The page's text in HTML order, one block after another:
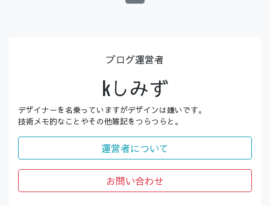
ブログ運営者
kしみず
デザイナーを名乗っていますがデザインは嫌いです。
技術メモ的なことやその他雑記をつらつらと。
運営者について
お問い合わせ